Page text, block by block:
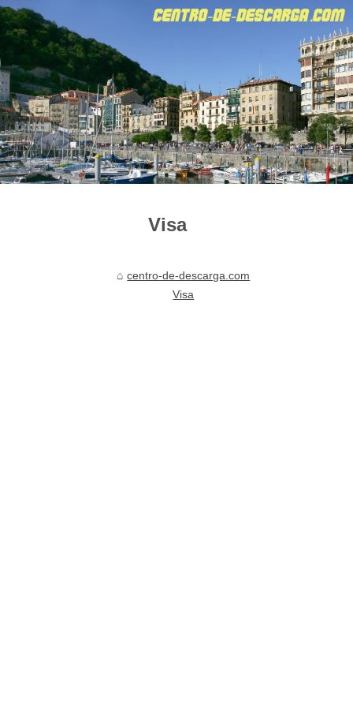
Visa
centro-de-descarga.com
Visa